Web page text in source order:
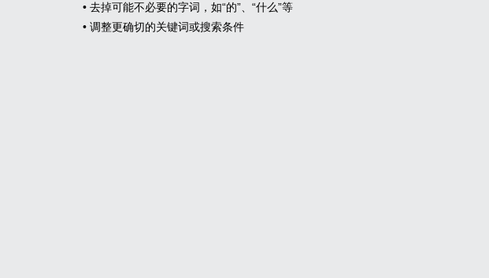
• 去掉可能不必要的字词，如“的”、“什么”等
• 调整更确切的关键词或搜索条件